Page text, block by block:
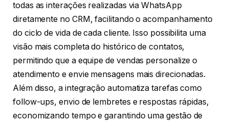
todas as interações realizadas via WhatsApp
diretamente no CRM, facilitando o acompanhamento
do ciclo de vida de cada cliente. Isso possibilita uma
visão mais completa do histórico de contatos,
permitindo que a equipe de vendas personalize o
atendimento e envie mensagens mais direcionadas.
Além disso, a integração automatiza tarefas como
follow-ups, envio de lembretes e respostas rápidas,
economizando tempo e garantindo uma gestão de